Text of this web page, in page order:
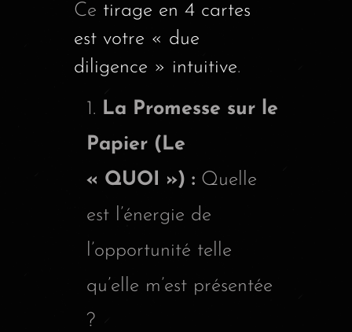
Ce tirage en 4 cartes
est votre « due
diligence » intuitive.
La Promesse sur le
Papier (Le
« QUOI ») : Quelle
est l’énergie de
l’opportunité telle
qu’elle m’est présentée
?